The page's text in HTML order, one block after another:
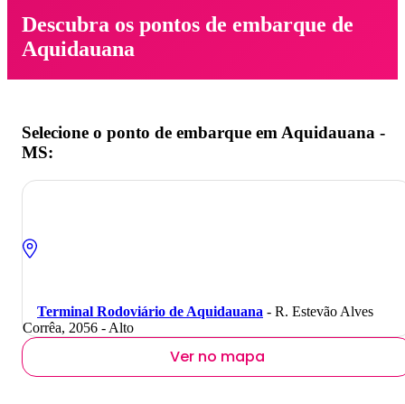
Descubra os pontos de embarque de
Aquidauana
Selecione o ponto de embarque em Aquidauana -
MS:
Terminal Rodoviário de Aquidauana - R. Estevão Alves
Corrêa, 2056 - Alto
Ver no mapa